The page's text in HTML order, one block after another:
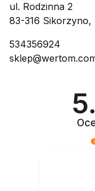
ul. Rodzinna 2
83-316 Sikorzyno,
534356924